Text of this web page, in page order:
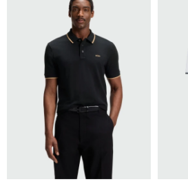
SELECCIONAR TALLE